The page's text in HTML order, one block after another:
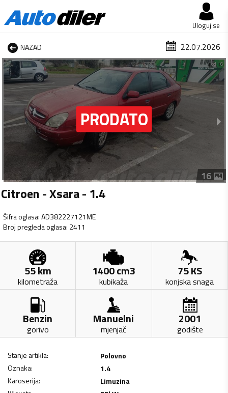
Uloguj se
NAZAD 22.07.2026
1 od 16
16
Citroen - Xsara - 1.4
Šifra oglasa:AD382227121ME
Broj pregleda oglasa: 2411
55km
kilometraža
1400cm3
kubikaža
75KS
konjska snaga
Benzin
gorivo
Manuelni
mjenjač
2001
godište
Stanje artikla:
Polovno
Oznaka:
1.4
Karoserija:
Limuzina